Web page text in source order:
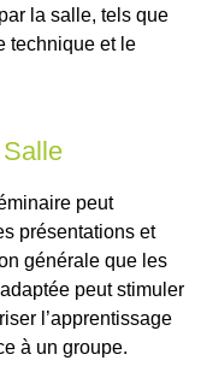
la salle, tels que
technique et le
peut
présentations et
générale que les
peut stimuler
l’apprentissage
à un groupe.